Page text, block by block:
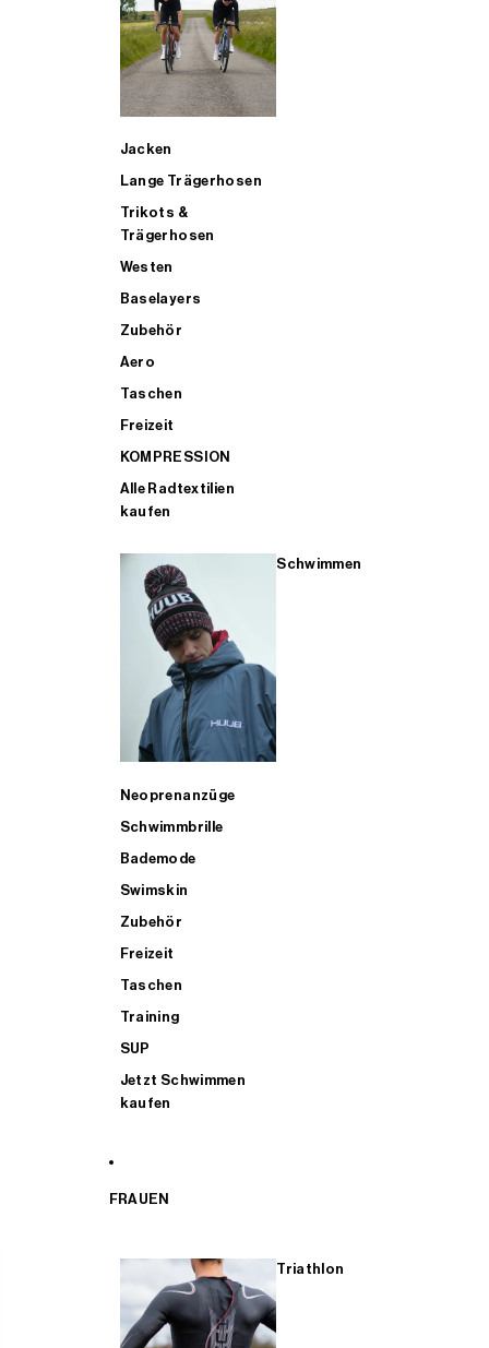
Jacken
Lange Trägerhosen
Trikots &
Trägerhosen
Westen
Baselayers
Zubehör
Aero
Taschen
Freizeit
KOMPRESSION
Alle Radtextilien
kaufen
Schwimmen
Neoprenanzüge
Schwimmbrille
Bademode
Swimskin
Zubehör
Freizeit
Taschen
Training
SUP
Jetzt Schwimmen
kaufen
FRAUEN
Triathlon
ALLE TRIATHLONARTIKEL FÜR MÄNNER KAUFEN